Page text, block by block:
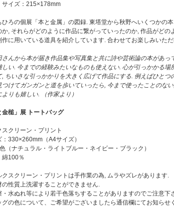
イズ：215×178mm
ひろの個展「本と金属」の図録. 東塔堂から秋野へいくつかの
か, それらがどのように作品に繋がっていったのか, 作品がど
作に用いている道具を紹介しています. 合わせてお楽しみいた
さんから本が届き作品集や写真集と共に詩や芸術論の本があ
しい. 今までの経験みたいなものも使えない. 心が引っかかる
, ちいさな引っかかりを大きく広げて作品にする. 例えばひと
つけてガンガンと道を歩いていったら, 今まで使ったことのな
よりも嬉しい. （作家より）
金槌」展 トートバッグ
スクリーン・プリント
：330×260mm（A4サイズ）
（ナチュラル・ライトブルー・ネイビー・ブラック）
綿100％
クスクリーン・プリントは手作業の為, ムラやズレがあります.
の性質上洗濯することができません.
・水ぬれ等により若干色落ちすることがありますのでご注意下
グの色について、ご希望がございましたら通信欄にてお知らせ